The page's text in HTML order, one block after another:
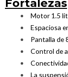
Fortalezas
Motor 1.5
Espaciosa
Pantalla de
Control de
La